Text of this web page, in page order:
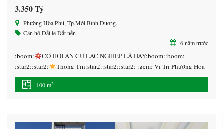
3.350 Tỷ
Phường Hòa Phú, Tp.Mới Bình Dương.
Căn hộĐất lẻĐất nền
6 năm trước
:boom:
CƠ HỘI AN CƯ LẠC NGHIỆP LÀ ĐÂY:boom::boom:
:star2::star2:
Thông Tin:star2::star2::star2: :gem: Vị Trí Phường Hòa
Phú, Tp.Mới Bình Dương.
Diện tích 100m2
Giá 3 tỷ 550 / công
chứng ra sổ.
100 m2